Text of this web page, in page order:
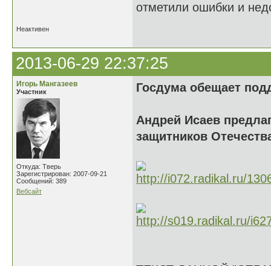
отметили ошибки и
Неактивен
2013-06-29 22:37:25
Игорь Мангазеев
Участник
Откуда: Тверь
Зарегистрирован: 2007-09-21
Сообщений: 389
Вебсайт
Госдума обещает
Андрей Исаев
защитников